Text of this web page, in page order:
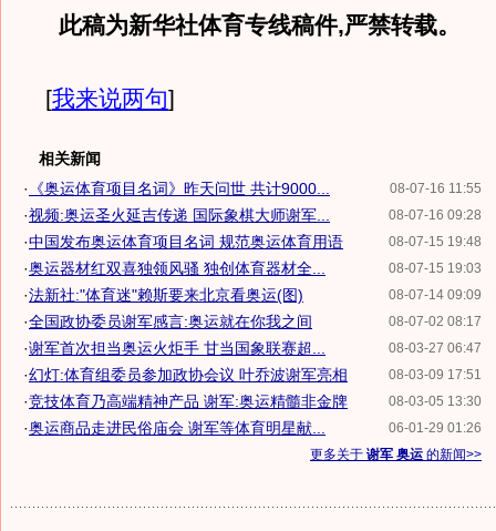
此稿为新华社体育专线稿件,严禁转载。
[我来说两句]
相关新闻
08-07-16 11:55
· 《奥运体育项目名词》昨天问世 共计9000...
08-07-16 09:28
·视频:奥运圣火延吉传递 国际象棋大师谢军...
08-07-15 19:48
·中国发布奥运体育项目名词 规范奥运体育用语
08-07-15 19:03
·奥运器材红双喜独领风骚 独创体育器材全...
08-07-14 09:09
·法新社:"体育迷"赖斯要来北京看奥运(图)
08-07-02 08:17
·全国政协委员谢军感言:奥运就在你我之间
08-03-27 06:47
·谢军首次担当奥运火炬手 甘当国象联赛超...
08-03-09 17:51
·幻灯:体育组委员参加政协会议 叶乔波谢军亮相
08-03-05 13:30
·竞技体育乃高端精神产品 谢军:奥运精髓非金牌
06-01-29 01:26
·奥运商品走进民俗庙会 谢军等体育明星献...
更多关于 谢军 奥运 的新闻>>